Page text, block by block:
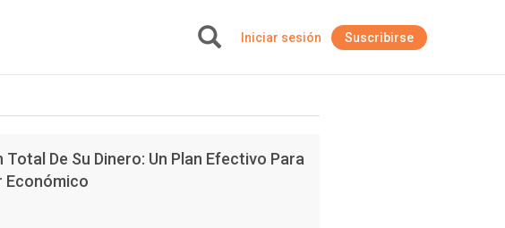
Iniciar sesión Suscribirse
De Su Dinero: Un Plan Efectivo Para
Económico